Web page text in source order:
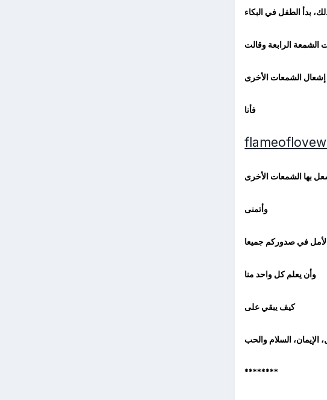
بدأ الطفل في البكاء
الشمعة الرابعة وقالت
إشعال الشمعات الأخرى
فأنا
بها الشمعات الأخرى
وأتمنى
في صدوركم جميعا
وأن يعلم كل واحد منا
كيف يبقي على
الإيمان، السلام والحب
********